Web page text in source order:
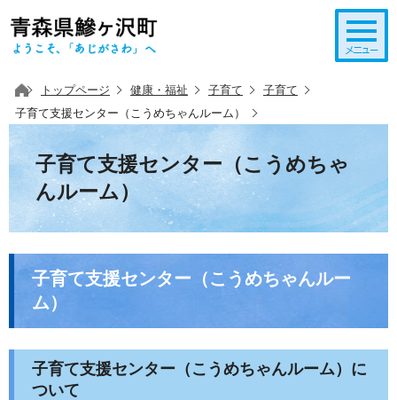
トップページ 健康・福祉 子育て
子育て
子育て支援センター（こうめちゃんルーム）
子育て支援センター（こうめちゃ
んルーム）
子育て支援センター（こうめちゃんルー
ム）
子育て支援センター（こうめちゃんルーム）に
ついて